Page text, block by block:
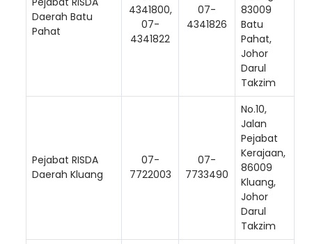
Daerah Batu
Pahat
4341800,
07-
4341822
07-
4341826
83009
Batu
Pahat,
Johor
Darul
Takzim
Pejabat RISDA
Daerah Kluang
07-
7722003
07-
7733490
No.10,
Jalan
Pejabat
Kerajaan,
86009
Kluang,
Johor
Darul
Takzim